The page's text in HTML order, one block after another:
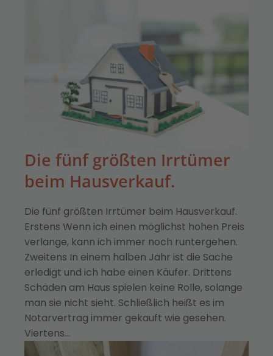
Die fünf größten Irrtümer
beim Hausverkauf.
Die fünf größten Irrtümer beim Hausverkauf.
Erstens Wenn ich einen möglichst hohen Preis
verlange, kann ich immer noch runtergehen.
Zweitens In einem halben Jahr ist die Sache
erledigt und ich habe einen Käufer. Drittens
Schäden am Haus spielen keine Rolle, solange
man sie nicht sieht. Schließlich heißt es im
Notarvertrag immer gekauft wie gesehen.
Viertens…